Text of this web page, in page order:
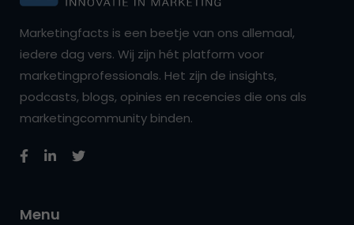
Marketingfacts is een beetje van ons allemaal,
iedere dag vers. Wij zijn hét platform voor
marketingprofessionals. Het zijn de insights,
podcasts, blogs, opinies en recencies die ons als
marketingcommunity binden.
Menu